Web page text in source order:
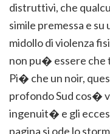
distruttivi, che
simile premessa e
midollo di violenza
non pu� essere che
Pi� che un noir,
profondo Sud cos�
ingenuit� e gli
pagina si ode lo